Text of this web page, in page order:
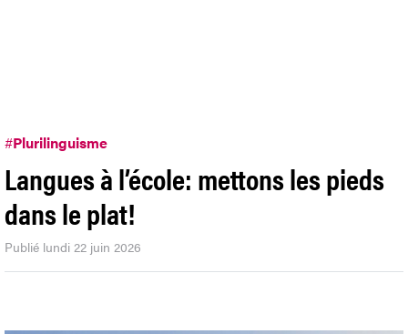
#Plurilinguisme
Langues à l’école: mettons les pieds
dans le plat!
Publié lundi 22 juin 2026